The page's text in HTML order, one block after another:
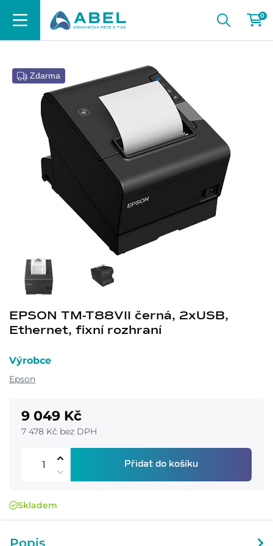
0
Zdarma
EPSON TM-T88VII černá, 2xUSB,
Ethernet, fixní rozhraní
Výrobce
Epson
9 049 Kč
7 478 Kč bez DPH
Přidat do košíku
Skladem
Popis